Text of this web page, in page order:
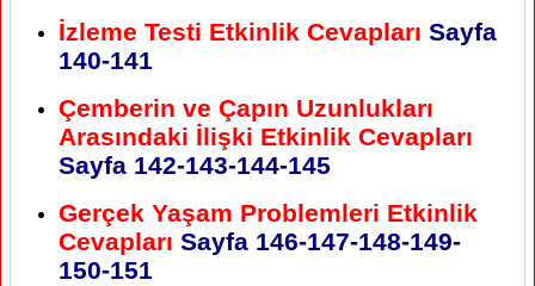
İzleme Testi Etkinlik Cevapları Sayfa
140-141
Çemberin ve Çapın Uzunlukları
Arasındaki İlişki Etkinlik Cevapları
Sayfa 142-143-144-145
Gerçek Yaşam Problemleri Etkinlik
Cevapları Sayfa 146-147-148-149-
150-151